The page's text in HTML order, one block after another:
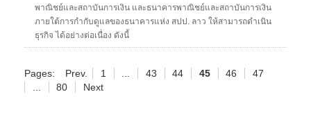
พาณิชย์และสถาบันการเงิน และธนาคารพาณิชย์และสถาบันการเงิน
ภายใต้การกำกับดูแลของธนาคารแห่ง สปป. ลาว ให้สามารถดำเนิน
ธุรกิจ ได้อย่างต่อเนื่อง ดังนี้
Pages: Prev. 1 43 44 45 46
47
80 Next